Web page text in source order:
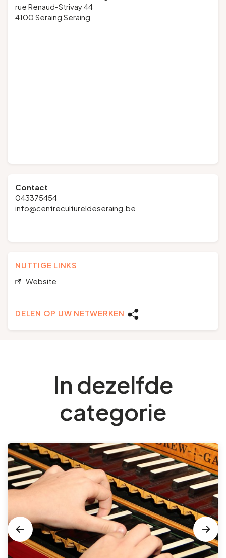
rue Renaud-Strivay 44
4100 Seraing Seraing
Contact
043375454
info@centrecultureldeseraing.be
NUTTIGE LINKS
Website
DELEN OP UW NETWERKEN
In dezelfde
categorie